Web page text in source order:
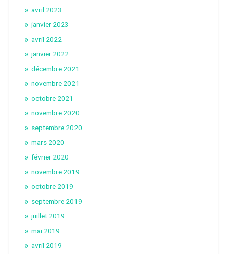
avril 2023
janvier 2023
avril 2022
janvier 2022
décembre 2021
novembre 2021
octobre 2021
novembre 2020
septembre 2020
mars 2020
février 2020
novembre 2019
octobre 2019
septembre 2019
juillet 2019
mai 2019
avril 2019